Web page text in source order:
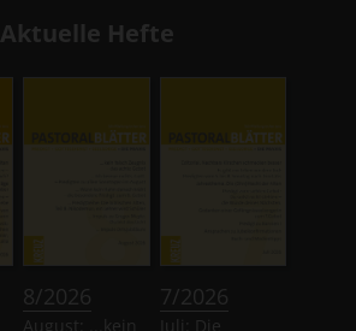
Aktuelle Hefte
8/2026
August: ...kein
7/2026
Juli: Die